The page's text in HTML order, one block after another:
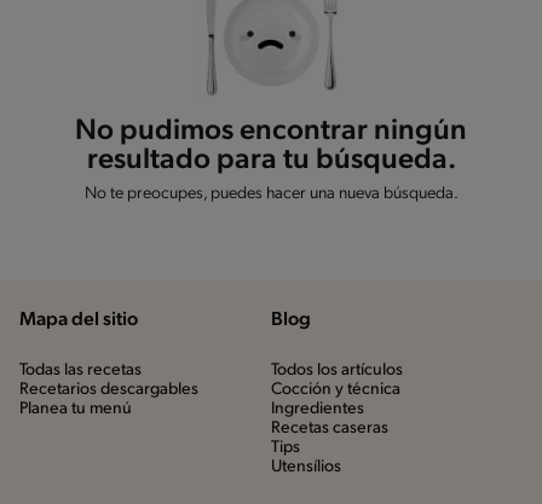
No pudimos encontrar ningún
resultado para tu búsqueda.
No te preocupes, puedes hacer una nueva búsqueda.
Mapa del sitio
Todas las recetas
Recetarios descargables
Planea tu menú
Blog
Todos los artículos
Cocción y técnica
Ingredientes
Recetas caseras
Tips
Utensílios